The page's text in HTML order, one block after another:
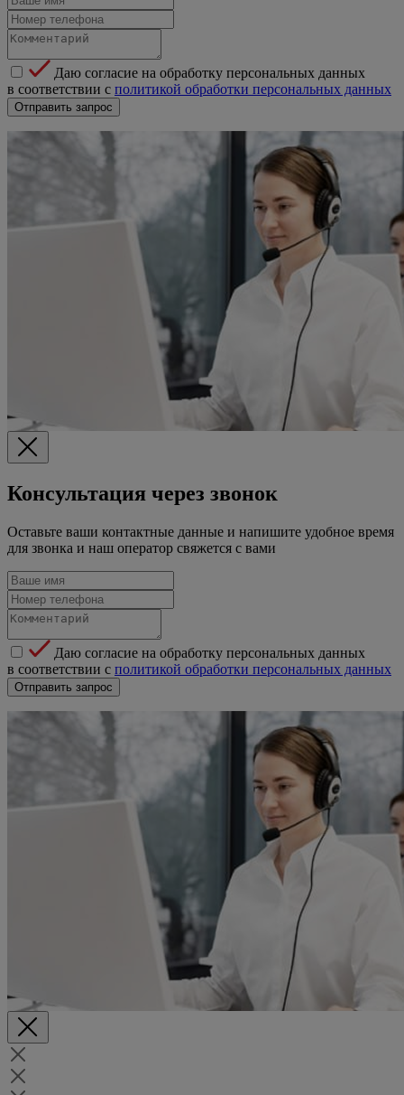
Даю согласие на обработку персональных данных
в соответствии с политикой обработки персональных данных
Отправить запрос
Консультация через звонок
Оставьте ваши контактные данные и напишите удобное время
для звонка и наш оператор свяжется с вами
Даю согласие на обработку персональных данных
в соответствии с политикой обработки персональных данных
Отправить запрос